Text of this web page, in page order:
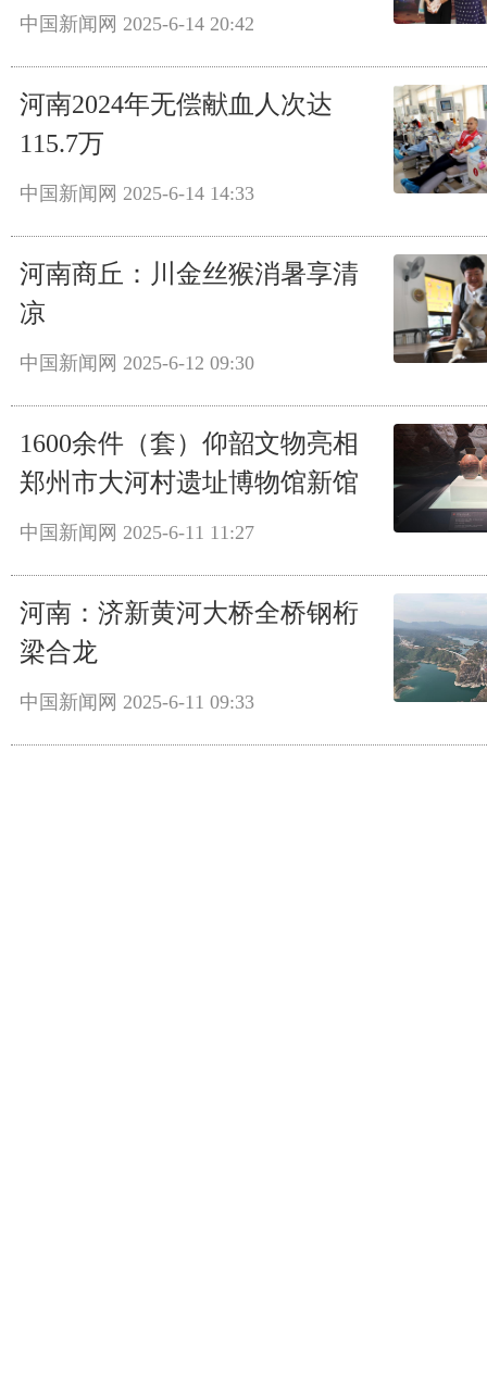
中国新闻网 2025-6-14 20:42
河南2024年无偿献血人次达
115.7万
中国新闻网 2025-6-14 14:33
河南商丘：川金丝猴消暑享清
凉
中国新闻网 2025-6-12 09:30
1600余件（套）仰韶文物亮相
郑州市大河村遗址博物馆新馆
中国新闻网 2025-6-11 11:27
河南：济新黄河大桥全桥钢桁
梁合龙
中国新闻网 2025-6-11 09:33